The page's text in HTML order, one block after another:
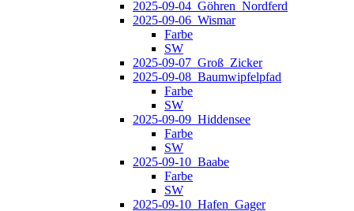
2025-09-04_Göhren_Nordferd
2025-09-06_Wismar
Farbe
SW
2025-09-07_Groß_Zicker
2025-09-08_Baumwipfelpfad
Farbe
SW
2025-09-09_Hiddensee
Farbe
SW
2025-09-10_Baabe
Farbe
SW
2025-09-10_Hafen_Gager